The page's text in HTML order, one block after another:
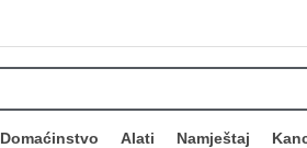
Domaćinstvo Alati Namještaj